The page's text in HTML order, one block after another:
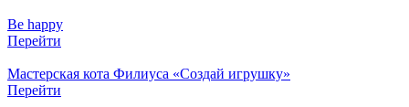
Be happy
Перейти
Мастерская кота Филиуса «Создай игрушку»
Перейти